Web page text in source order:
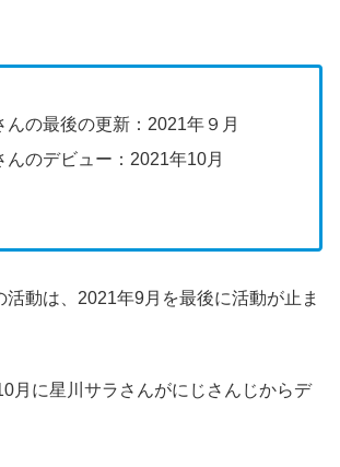
んの最後の更新：2021年９月
んのデビュー：2021年10月
活動は、2021年9月を最後に活動が止ま
月に星川サラさんがにじさんじからデ